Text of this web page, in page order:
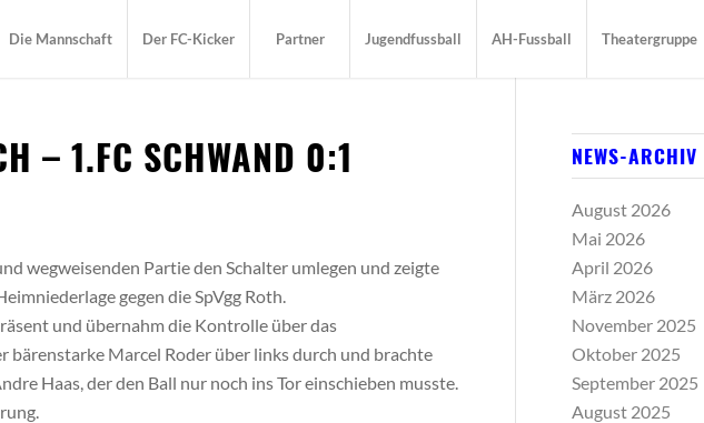
Die Mannschaft Der FC-Kicker Partner Jugendfussball AH-Fussball Theatergruppe
– 1.FC SCHWAND 0:1
wegweisenden Partie den Schalter umlegen und zeigte
gegen die SpVgg Roth.
und übernahm die Kontrolle über das
bärenstarke Marcel Roder über links durch und brachte
Haas, der den Ball nur noch ins Tor einschieben musste.
NEWS-ARCHIV
August 2026
Mai 2026
April 2026
März 2026
November 2025
Oktober 2025
September 2025
August 2025